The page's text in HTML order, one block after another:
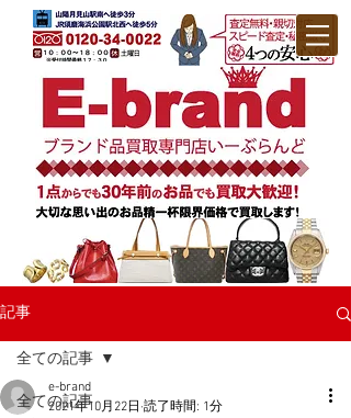
記事
全ての記事
全ての記事
e-brand
2021年10月22日 読了時間: 1分